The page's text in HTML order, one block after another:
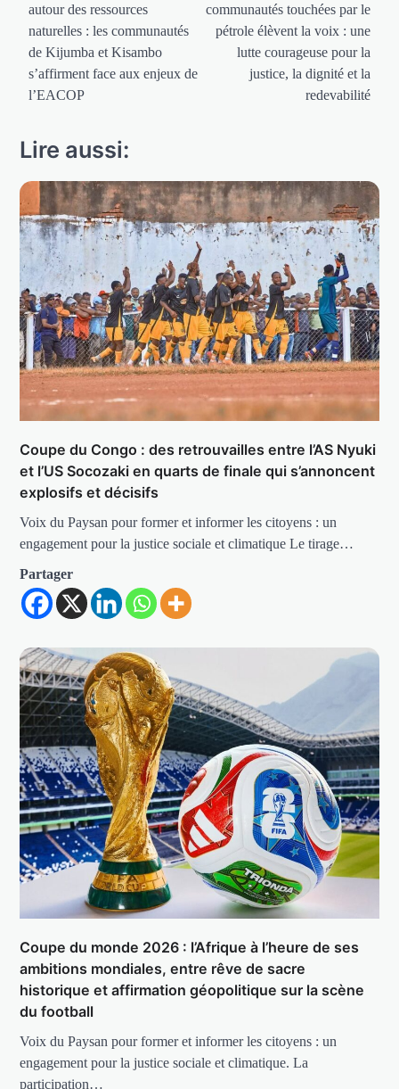
l’article
autour des ressources
naturelles : les communautés
de Kijumba et Kisambo
s’affirment face aux enjeux de
l’EACOP
communautés touchées par le
pétrole élèvent la voix : une
lutte courageuse pour la
justice, la dignité et la
redevabilité
Lire aussi:
Coupe du Congo : des retrouvailles entre l’AS Nyuki
et l’US Socozaki en quarts de finale qui s’annoncent
explosifs et décisifs
Voix du Paysan pour former et informer les citoyens : un
engagement pour la justice sociale et climatique Le tirage…
Partager
Coupe du monde 2026 : l’Afrique à l’heure de ses
ambitions mondiales, entre rêve de sacre
historique et affirmation géopolitique sur la scène
du football
Voix du Paysan pour former et informer les citoyens : un
engagement pour la justice sociale et climatique. La
participation…